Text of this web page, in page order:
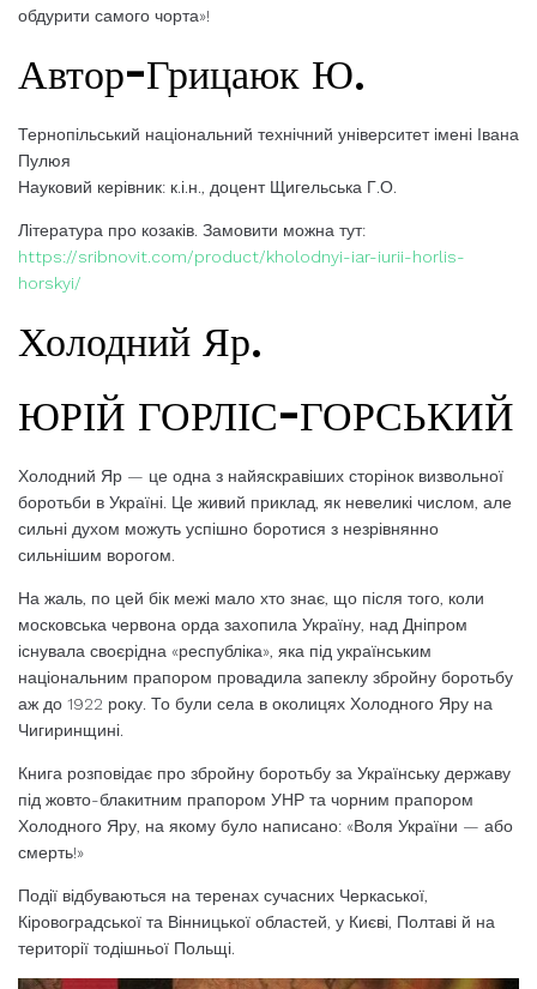
обдурити самого чорта»!
Автор-Грицаюк Ю.
Тернопільський національний технічний університет імені Івана
Пулюя
Науковий керівник: к.і.н., доцент Щигельська Г.О.
Література про козаків. Замовити можна тут:
https://sribnovit.com/product/kholodnyi-iar-iurii-horlis-
horskyi/
Холодний Яр.
ЮРІЙ ГОРЛІС-ГОРСЬКИЙ
Холодний Яр — це одна з найяскравіших сторінок визвольної
боротьби в Україні. Це живий приклад, як невеликі числом, але
сильні духом можуть успішно боротися з незрівнянно
сильнішим ворогом.
На жаль, по цей бік межі мало хто знає, що після того, коли
московська червона орда захопила Україну, над Дніпром
існувала своєрідна «республіка», яка під українським
національним прапором провадила запеклу збройну боротьбу
аж до 1922 року. То були села в околицях Холодного Яру на
Чигиринщині.
Книга розповідає про збройну боротьбу за Українську державу
під жовто-блакитним прапором УНР та чорним прапором
Холодного Яру, на якому було написано: «Воля України — або
смерть!»
Події відбуваються на теренах сучасних Черкаської,
Кіровоградської та Вінницької областей, у Києві, Полтаві й на
території тодішньої Польщі.